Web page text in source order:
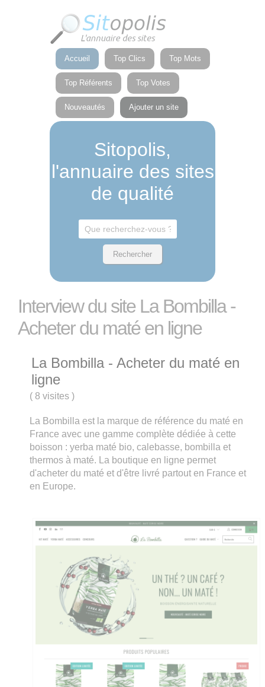
Accueil Top Clics Top Mots
Top Référents Top Votes
Nouveautés Ajouter un site
Sitopolis,
l'annuaire des sites
de qualité
Interview du site La Bombilla -
Acheter du maté en ligne
La Bombilla - Acheter du maté en
ligne
( 8 visites)
La Bombilla est la marque de référence du maté en
France avec une gamme complète dédiée à cette
boisson : yerba maté bio, calebasse, bombilla et
thermos à maté. La boutique en ligne permet
d'acheter du maté et d'être livré partout en France et
en Europe.